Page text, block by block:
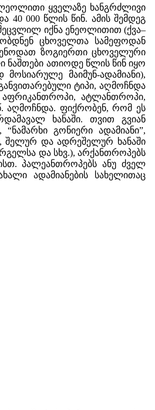
ყველაზე ხანგრძლივი
40 000 წლის წინ. ამის შემდეგ
იქნა ენეოლითით (ქვა–
ცხოველთა სამეფოდან
ზოგიერთი ცხოველური
ნაშთები ათიოდე წლის წინ იყო
მაიმუნ-ადამიანი),
ტიპი, აღმოჩნდა
აფრიკანთროპი, ატლანთროპი,
აღმოჩნდა. ფიქრობენ, რომ ეს
ხანაში. თვით გვიან
გონიერი ადამიანი”,
შელურ და ადრეშელურ ხანაში
და სხვ.), არქანთროპებს
პალეანთროპებს ანუ ძველ
ადამიანების სახელითაც